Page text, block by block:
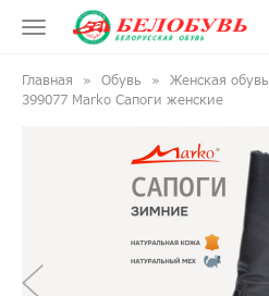
Главная Обувь
Женская обувь
399077 Marko Сапоги женские